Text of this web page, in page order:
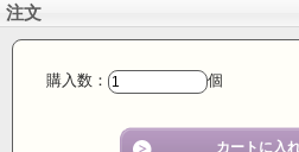
注文
購入数： 個